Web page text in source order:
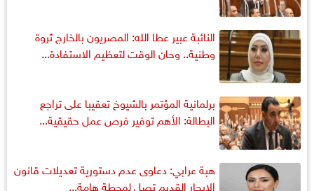
النائبة عبير عطا الله: المصريون بالخارج ثروة
وطنية.. وحان الوقت لتعظيم الاستفادة...
برلمانية المؤتمر بالشيوخ تعقيبا على تراجع
البطالة: الأهم توفير فرص عمل حقيقية...
هبة عرابي: دعاوى عدم دستورية تعديلات قانون
الإيجار القديم تصل لمحطة هامة...